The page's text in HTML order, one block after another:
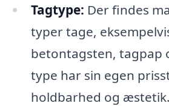
Tagtype: Der findes
typer tage,
betontagsten, tagpap
type har sin egen
holdbarhed og æstetik.